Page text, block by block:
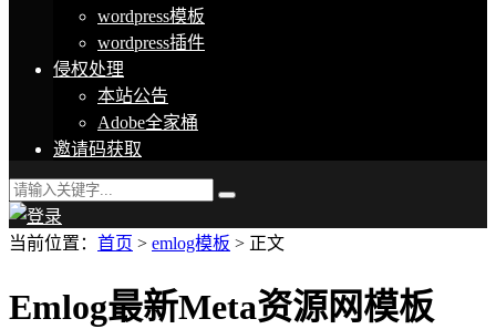
wordpress模板
wordpress插件
侵权处理
本站公告
Adobe全家桶
邀请码获取
当前位置： 首页 > emlog模板 > 正文
Emlog最新Meta资源网模板